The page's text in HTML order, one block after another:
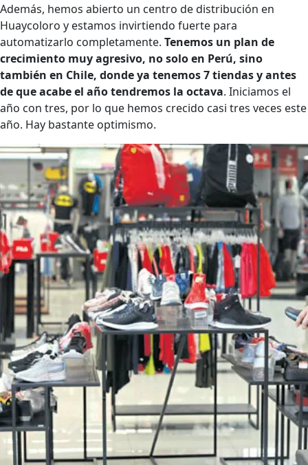
Además, hemos abierto un centro de distribución en
Huaycoloro y estamos invirtiendo fuerte para
automatizarlo completamente. Tenemos un plan de
crecimiento muy agresivo, no solo en Perú, sino
también en Chile, donde ya tenemos 7 tiendas y antes
de que acabe el año tendremos la octava. Iniciamos el
año con tres, por lo que hemos crecido casi tres veces este
año. Hay bastante optimismo.